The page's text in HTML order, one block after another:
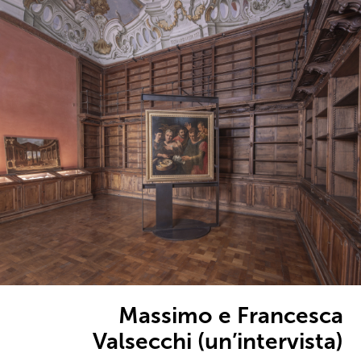
Massimo e Francesca
Valsecchi (un’intervista)